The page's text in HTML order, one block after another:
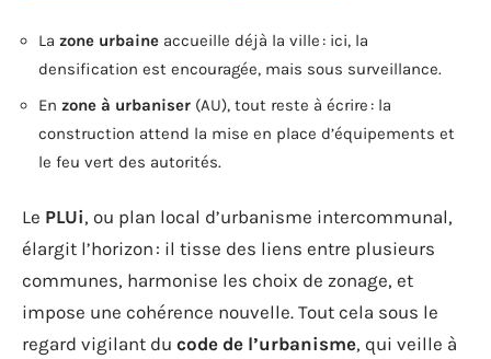
La zone urbaine accueille déjà la ville : ici, la
densification est encouragée, mais sous surveillance.
En zone à urbaniser (AU), tout reste à écrire : la
construction attend la mise en place d’équipements et
le feu vert des autorités.
Le PLUi, ou plan local d’urbanisme intercommunal,
élargit l’horizon : il tisse des liens entre plusieurs
communes, harmonise les choix de zonage, et
impose une cohérence nouvelle. Tout cela sous le
regard vigilant du code de l’urbanisme, qui veille à